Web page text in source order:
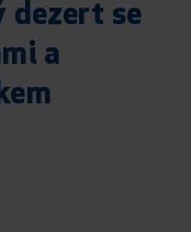
dezert se
a